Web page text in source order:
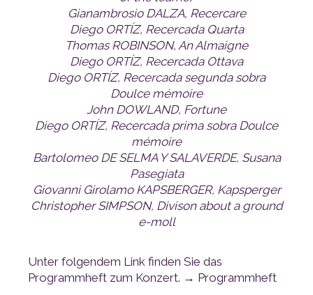
Gianambrosio DALZA, Recercare
Diego ORTÍZ, Recercada Quarta
Thomas ROBINSON, An Almaigne
Diego ORTÍZ, Recercada Ottava
Doulce mémoire
John DOWLAND, Fortune
mémoire
Pasegiata
Giovanni Girolamo KAPSBERGER, Kapsperger
e-moll
Programmheft zum Konzert. → Programmheft